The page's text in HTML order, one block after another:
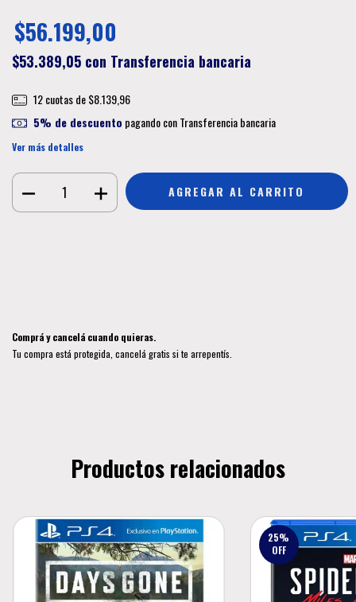
$56.199,00
$53.389,05 con Transferencia bancaria
12 cuotas de$8.139,96
5% de descuento pagando con Transferencia bancaria
Ver más detalles
Comprá y cancelá cuando quieras.
Tu compra está protegida, cancelá gratis si te arrepentís.
Productos relacionados
25%
OFF